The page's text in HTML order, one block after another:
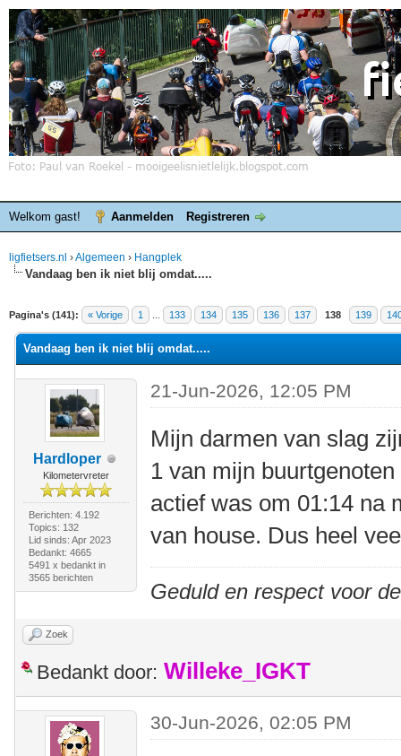
Welkom gast! Aanmelden Registreren
ligfietsers.nl ›Algemeen › Hangplek
Vandaag ben ik niet blij omdat.....
Pagina's (141): « Vorige 1 133 134 135 136 137 138 139
waardering is 4.4
Vandaag ben ik niet blij omdat.....
Hardloper
Kilometervreter
Berichten: 4.192
Topics: 132
Lid sinds: Apr 2023
Bedankt: 4665
5491 x bedankt in
3565 berichten
21-Jun-2026, 12:05 PM
Mijn darmen van slag
1 van mijn
actief was om 01:14 na
van house. Dus heel
Geduld en respect voor
Zoek
Bedankt door: Willeke_IGKT
30-Jun-2026, 02:05 PM